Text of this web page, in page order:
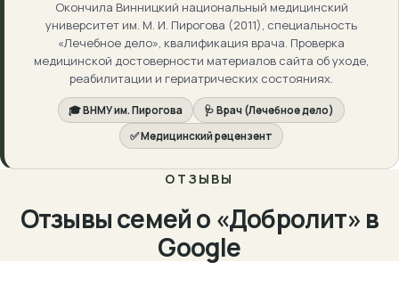
Окончила Винницкий национальный медицинский
университет им. М. И. Пирогова (2011), специальность
«Лечебное дело», квалификация врача. Проверка
медицинской достоверности материалов сайта об уходе,
реабилитации и гериатрических состояниях.
🎓 ВНМУ им. Пирогова
🩺 Врач (Лечебное дело)
✅ Медицинский рецензент
ОТЗЫВЫ
Отзывы семей о «Добролит» в
Google